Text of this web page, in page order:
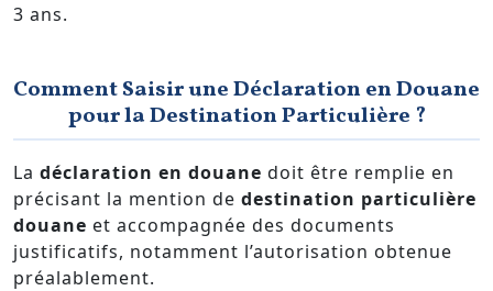
3 ans.
Comment Saisir une Déclaration en Douane
pour la Destination Particulière ?
La déclaration en douane doit être remplie en
précisant la mention de destination particulière
douane et accompagnée des documents
justificatifs, notamment l’autorisation obtenue
préalablement.